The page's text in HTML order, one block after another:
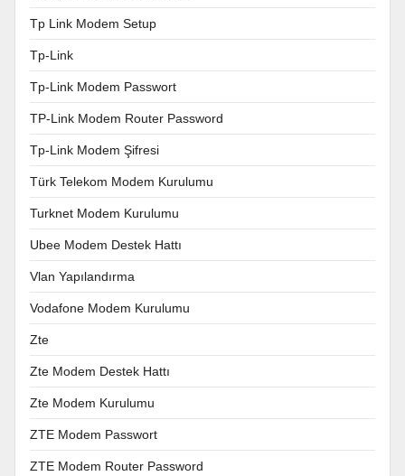
Tp Link Modem Setup
Tp-Link
Tp-Link Modem Passwort
TP-Link Modem Router Password
Tp-Link Modem Şifresi
Türk Telekom Modem Kurulumu
Turknet Modem Kurulumu
Ubee Modem Destek Hattı
Vlan Yapılandırma
Vodafone Modem Kurulumu
Zte
Zte Modem Destek Hattı
Zte Modem Kurulumu
ZTE Modem Passwort
ZTE Modem Router Password